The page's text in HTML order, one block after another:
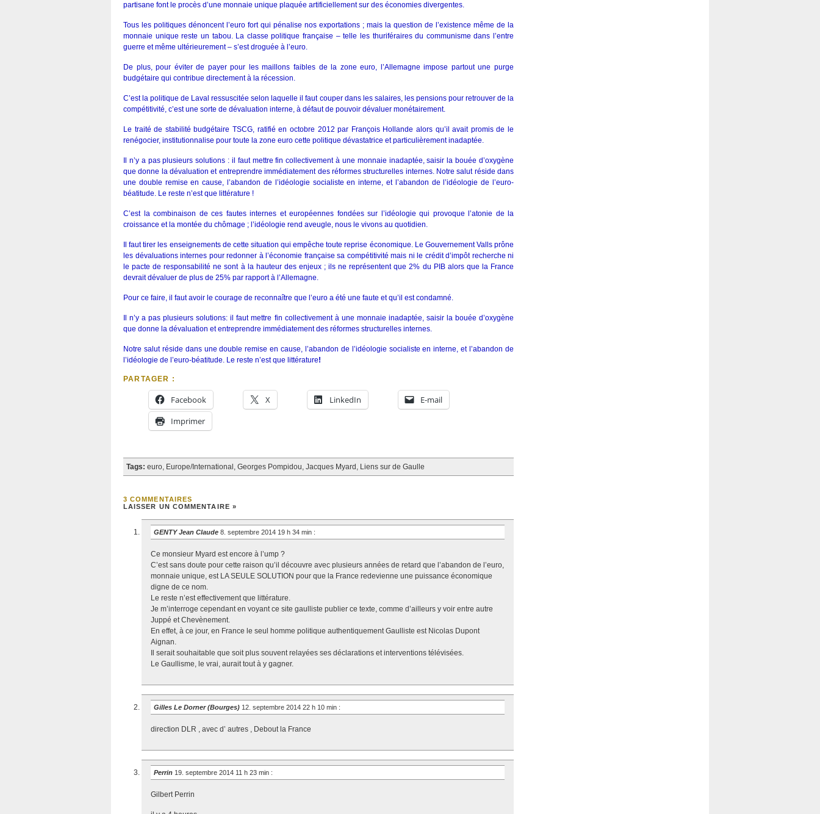
partisane font le procès d’une monnaie unique plaquée artificiellement sur des économies divergentes.
Tous les politiques dénoncent l’euro fort qui pénalise nos exportations ; mais la question de l’existence même de la
monnaie unique reste un tabou. La classe politique française – telle les thuriféraires du communisme dans l’entre
guerre et même ultérieurement – s’est droguée à l’euro.
De plus, pour éviter de payer pour les maillons faibles de la zone euro, l’Allemagne impose partout une purge
budgétaire qui contribue directement à la récession.
C’est la politique de Laval ressuscitée selon laquelle il faut couper dans les salaires, les pensions pour retrouver de la
compétitivité, c’est une sorte de dévaluation interne, à défaut de pouvoir dévaluer monétairement.
Le traité de stabilité budgétaire TSCG, ratifié en octobre 2012 par François Hollande alors qu’il avait promis de le
renégocier, institutionnalise pour toute la zone euro cette politique dévastatrice et particulièrement inadaptée.
Il n’y a pas plusieurs solutions : il faut mettre fin collectivement à une monnaie inadaptée, saisir la bouée d’oxygène
que donne la dévaluation et entreprendre immédiatement des réformes structurelles internes. Notre salut réside dans
une double remise en cause, l’abandon de l’idéologie socialiste en interne, et l’abandon de l’idéologie de l’euro-
béatitude. Le reste n’est que littérature !
C’est la combinaison de ces fautes internes et européennes fondées sur l’idéologie qui provoque l’atonie de la
croissance et la montée du chômage ; l’idéologie rend aveugle, nous le vivons au quotidien.
Il faut tirer les enseignements de cette situation qui empêche toute reprise économique. Le Gouvernement Valls prône
les dévaluations internes pour redonner à l’économie française sa compétitivité mais ni le crédit d’impôt recherche ni
le pacte de responsabilité ne sont à la hauteur des enjeux ; ils ne représentent que 2% du PIB alors que la France
devrait dévaluer de plus de 25% par rapport à l’Allemagne.
Pour ce faire, il faut avoir le courage de reconnaître que l’euro a été une faute et qu’il est condamné.
Il n’y a pas plusieurs solutions: il faut mettre fin collectivement à une monnaie inadaptée, saisir la bouée d’oxygène
que donne la dévaluation et entreprendre immédiatement des réformes structurelles internes.
Notre salut réside dans une double remise en cause, l’abandon de l’idéologie socialiste en interne, et l’abandon de
l’idéologie de l’euro-béatitude. Le reste n’est que littérature!
PARTAGER :
Facebook X LinkedIn
E-mail
Imprimer
Tags: euro, Europe/International , Georges Pompidou, Jacques Myard , Liens sur de Gaulle
3 COMMENTAIRES
LAISSER UN COMMENTAIRE »
GENTY Jean Claude 8. septembre 2014 19 h 34 min :
Ce monsieur Myard est encore à l’ump ?
C’est sans doute pour cette raison qu’il découvre avec plusieurs années de retard que l’abandon de l’euro,
monnaie unique, est LA SEULE SOLUTION pour que la France redevienne une puissance économique
digne de ce nom.
Le reste n’est effectivement que littérature.
Je m’interroge cependant en voyant ce site gaulliste publier ce texte, comme d’ailleurs y voir entre autre
Juppé et Chevènement.
En effet, à ce jour, en France le seul homme politique authentiquement Gaulliste est Nicolas Dupont
Aignan.
Il serait souhaitable que soit plus souvent relayées ses déclarations et interventions télévisées.
Le Gaullisme, le vrai, aurait tout à y gagner.
Gilles Le Dorner (Bourges) 12. septembre 2014 22 h 10 min :
direction DLR , avec d’ autres , Debout la France
Perrin 19. septembre 2014 11 h 23 min :
Gilbert Perrin